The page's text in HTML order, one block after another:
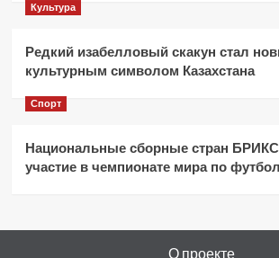
Культура
Редкий изабелловый скакун стал
культурным символом Казахстана
Спорт
Национальные сборные стран
участие в чемпионате мира по
О проекте